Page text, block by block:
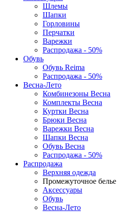
Шлемы
Шапки
Горловины
Перчатки
Варежки
Распродажа - 50%
Обувь
Обувь Reima
Распродажа - 50%
Весна-Лето
Комбинезоны Весна
Комплекты Весна
Куртки Весна
Брюки Весна
Варежки Весна
Шапки Весна
Обувь Весна
Распродажа - 50%
Распродажа
Верхняя одежда
Промежуточное белье
Аксессуары
Обувь
Весна-Лето